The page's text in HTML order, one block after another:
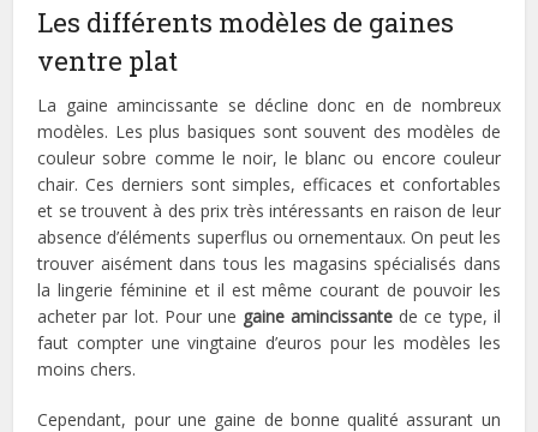
Les différents modèles de gaines
ventre plat
La gaine amincissante se décline donc en de nombreux
modèles. Les plus basiques sont souvent des modèles de
couleur sobre comme le noir, le blanc ou encore couleur
chair. Ces derniers sont simples, efficaces et confortables
et se trouvent à des prix très intéressants en raison de leur
absence d’éléments superflus ou ornementaux. On peut les
trouver aisément dans tous les magasins spécialisés dans
la lingerie féminine et il est même courant de pouvoir les
acheter par lot. Pour une gaine amincissante de ce type, il
faut compter une vingtaine d’euros pour les modèles les
moins chers.
Cependant, pour une gaine de bonne qualité assurant un